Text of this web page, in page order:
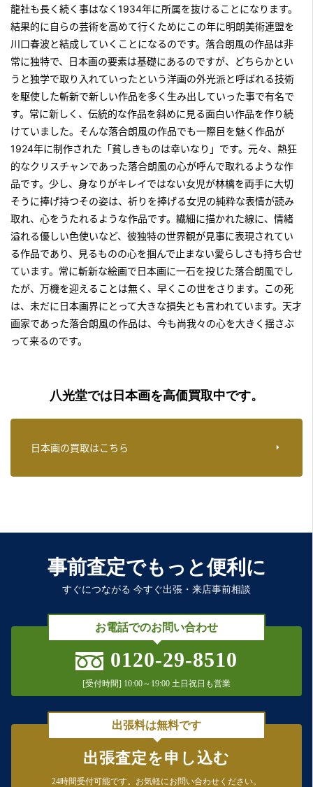
龍社も長く続く事はなく1934年に所属を抜けることになります。
結果的に自らの芸術を高めて行くためにこの年に明朗美術連盟を
川口春波と結成していくことになるのです。落合朗風の作品は非
常に独特で、日本画の要素は基礎にあるのですが、どちらかとい
うと独学で取り入れていったという洋画の外光派と呼ばれる技術
を駆使した斬新で新しい作品を多く生み出していった事で有名で
す。常に新しく、伝統的な作品を斜めに見る面白い作品を作り続
けていました。そんな落合朗風の作品でも一際目を魅く作品が
1924年に制作された「貧しきものは幸いなり」です。元々、熱狂
的なクリスチャンであった落合朗風の心が呼んで取れるような作
品です。少し、身なりがキレイではない女児が林檎を両手に大切
そうに捧げ持つその姿は、祈りを捧げる女児の純粋な表情が読み
取れ、心をうたれるような作品です。繊細に描かれた線に、情緒
溢れる優しい色使いなど、彼独特の世界観が見事に表現されてい
る作品であり、見るものの心を掴んで止まない愛らしさも持ち合せ
ています。常に斬新な絵画で日本画に一石を投じた落合朗風でし
たが、万機を迎えることは無く、早くこの世をさります。この死
は、未だに日本画界にとって大きな損失とも言われています。天才
画家であった落合朗風の作品は、今も尚我々の心を大きく揺さぶ
って来るのです。
八光堂では日本画を高価買取中です。
日本画の買取はこちら
事前査定でもっと便利に
すぐにつながる 今すぐ出張・来店事前相談
お電話でのお問い合わせ
0120-29-8510
[受付時間] 10:00～19:00 土日祝日も営業
出張料は無料です
出張査定を申し込む
24時間受付可能です。 お気軽にお問い合わせください。